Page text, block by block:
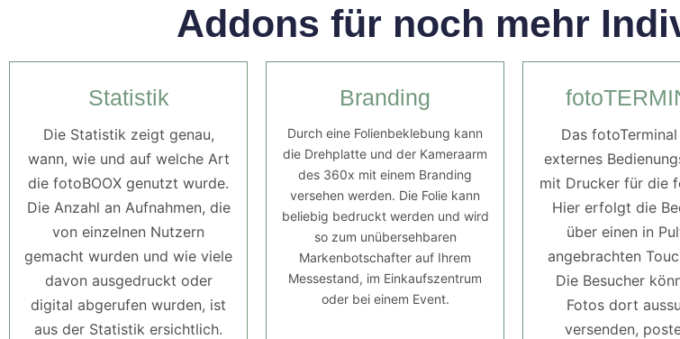
Addons für noch mehr
Statistik
Die Statistik zeigt genau,
wann, wie und auf welche Art
die fotoBOOX genutzt wurde.
Die Anzahl an Aufnahmen, die
von einzelnen Nutzern
gemacht wurden und wie viele
davon ausgedruckt oder
digital abgerufen wurden, ist
aus der Statistik ersichtlich.
Branding
Durch eine Folienbeklebung kann
die Drehplatte und der Kameraarm
des 360x mit einem Branding
versehen werden. Die Folie kann
beliebig bedruckt werden und wird
so zum unübersehbaren
Markenbotschafter auf Ihrem
Messestand, im Einkaufszentrum
oder bei einem Event.
Das
externes
mit Drucker für die
Hier erfolgt die
über einen in
angebrachten
Die Besucher
Fotos dort
versenden,